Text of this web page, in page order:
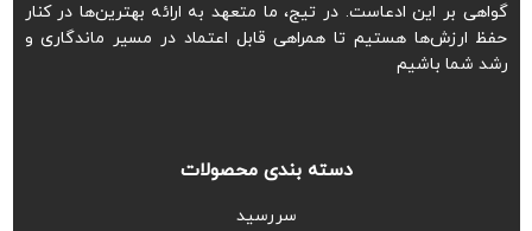
گواهی بر این ادعاست. در تیج، ما متعهد به ارائه بهترین‌ها در کنار
حفظ ارزش‌ها هستیم تا همراهی قابل اعتماد در مسیر ماندگاری و
رشد شما باشیم
دسته بندی محصولات
سررسید